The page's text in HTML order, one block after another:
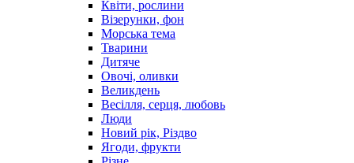
Квіти, рослини
Візерунки, фон
Морська тема
Тварини
Дитяче
Овочі, оливки
Великдень
Весілля, серця, любовь
Люди
Новий рік, Різдво
Ягоди, фрукти